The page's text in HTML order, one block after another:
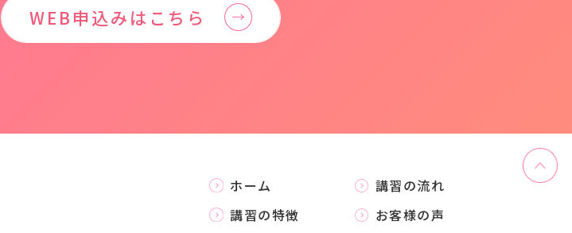
WEB申込みはこちら
ホーム
講習の特徴
講習の流れ
お客様の声